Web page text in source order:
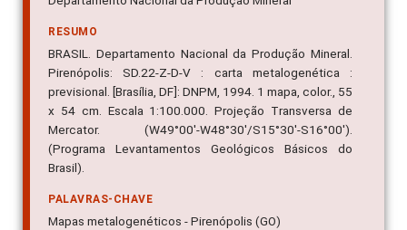
RESUMO
BRASIL. Departamento Nacional da Produção Mineral.
Pirenópolis: SD.22-Z-D-V : carta metalogenética :
previsional. [Brasília, DF]: DNPM, 1994. 1 mapa, color., 55
x 54 cm. Escala 1:100.000. Projeção Transversa de
Mercator. (W49°00'-W48°30'/S15°30'-S16°00').
(Programa Levantamentos Geológicos Básicos do
Brasil).
PALAVRAS-CHAVE
Mapas metalogenéticos - Pirenópolis (GO)